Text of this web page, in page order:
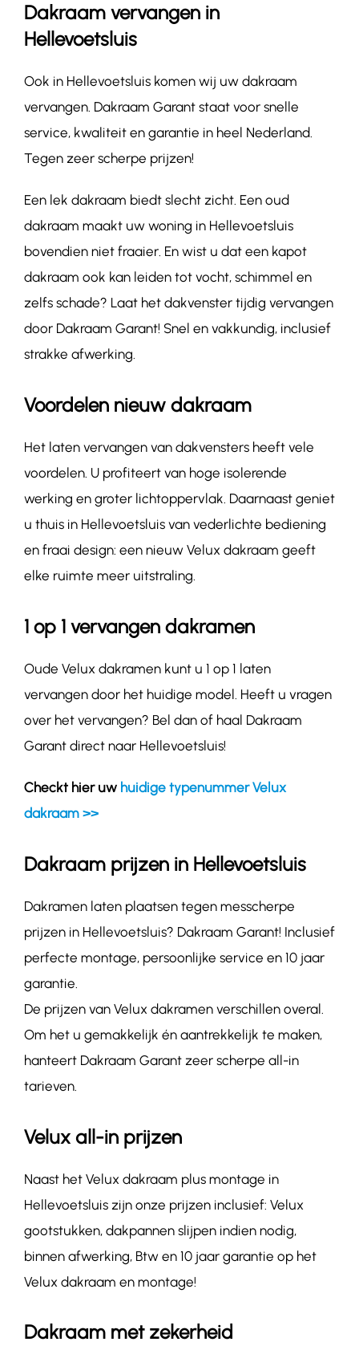
Dakraam vervangen in
Hellevoetsluis
Ook in Hellevoetsluis komen wij uw dakraam
vervangen. Dakraam Garant staat voor snelle
service, kwaliteit en garantie in heel Nederland.
Tegen zeer scherpe prijzen!
Een lek dakraam biedt slecht zicht. Een oud
dakraam maakt uw woning in Hellevoetsluis
bovendien niet fraaier. En wist u dat een kapot
dakraam ook kan leiden tot vocht, schimmel en
zelfs schade? Laat het dakvenster tijdig vervangen
door Dakraam Garant! Snel en vakkundig, inclusief
strakke afwerking.
Voordelen nieuw dakraam
Het laten vervangen van dakvensters heeft vele
voordelen. U profiteert van hoge isolerende
werking en groter lichtoppervlak. Daarnaast geniet
u thuis in Hellevoetsluis van vederlichte bediening
en fraai design: een nieuw Velux dakraam geeft
elke ruimte meer uitstraling.
1 op 1 vervangen dakramen
Oude Velux dakramen kunt u 1 op 1 laten
vervangen door het huidige model. Heeft u vragen
over het vervangen? Bel dan of haal Dakraam
Garant direct naar Hellevoetsluis!
Checkt hier uw huidige typenummer Velux
dakraam >>
Dakraam prijzen in Hellevoetsluis
Dakramen laten plaatsen tegen messcherpe
prijzen in Hellevoetsluis? Dakraam Garant! Inclusief
perfecte montage, persoonlijke service en 10 jaar
garantie.
De prijzen van Velux dakramen verschillen overal.
Om het u gemakkelijk én aantrekkelijk te maken,
hanteert Dakraam Garant zeer scherpe all-in
tarieven.
Velux all-in prijzen
Naast het Velux dakraam plus montage in
Hellevoetsluis zijn onze prijzen inclusief: Velux
gootstukken, dakpannen slijpen indien nodig,
binnen afwerking, Btw en 10 jaar garantie op het
Velux dakraam en montage!
Dakraam met zekerheid